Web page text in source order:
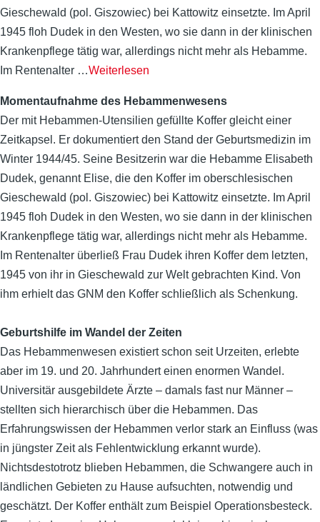
Gieschewald (pol. Giszowiec) bei Kattowitz einsetzte. Im April
1945 floh Dudek in den Westen, wo sie dann in der klinischen
Krankenpflege tätig war, allerdings nicht mehr als Hebamme.
Im Rentenalter …Weiterlesen
Momentaufnahme des Hebammenwesens
Der mit Hebammen-Utensilien gefüllte Koffer gleicht einer
Zeitkapsel. Er dokumentiert den Stand der Geburtsmedizin im
Winter 1944/45. Seine Besitzerin war die Hebamme Elisabeth
Dudek, genannt Elise, die den Koffer im oberschlesischen
Gieschewald (pol. Giszowiec) bei Kattowitz einsetzte. Im April
1945 floh Dudek in den Westen, wo sie dann in der klinischen
Krankenpflege tätig war, allerdings nicht mehr als Hebamme.
Im Rentenalter überließ Frau Dudek ihren Koffer dem letzten,
1945 von ihr in Gieschewald zur Welt gebrachten Kind. Von
ihm erhielt das GNM den Koffer schließlich als Schenkung.
Geburtshilfe im Wandel der Zeiten
Das Hebammenwesen existiert schon seit Urzeiten, erlebte
aber im 19. und 20. Jahrhundert einen enormen Wandel.
Universitär ausgebildete Ärzte – damals fast nur Männer –
stellten sich hierarchisch über die Hebammen. Das
Erfahrungswissen der Hebammen verlor stark an Einfluss (was
in jüngster Zeit als Fehlentwicklung erkannt wurde).
Nichtsdestotrotz blieben Hebammen, die Schwangere auch in
ländlichen Gebieten zu Hause aufsuchten, notwendig und
geschätzt. Der Koffer enthält zum Beispiel Operationsbesteck.